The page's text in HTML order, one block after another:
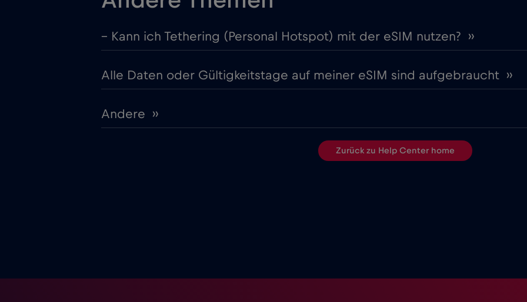
– Kann ich Tethering (Personal Hotspot) mit der eSIM nutzen? ››
Alle Daten oder Gültigkeitstage auf meiner eSIM sind aufgebraucht ››
Andere ››
Zurück zu Help Center home